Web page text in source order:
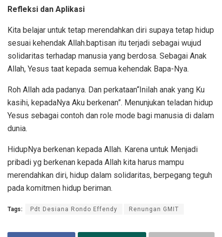
Refleksi dan Aplikasi
Kita belajar untuk tetap merendahkan diri supaya tetap hidup
sesuai kehendak Allah.baptisan itu terjadi sebagai wujud
solidaritas terhadap manusia yang berdosa. Sebagai Anak
Allah, Yesus taat kepada semua kehendak Bapa-Nya.
Roh Allah ada padanya. Dan perkataan“Inilah anak yang Ku
kasihi, kepadaNya Aku berkenan”. Menunjukan teladan hidup
Yesus sebagai contoh dan role mode bagi manusia di dalam
dunia.
HidupNya berkenan kepada Allah. Karena untuk Menjadi
pribadi yg berkenan kepada Allah kita harus mampu
merendahkan diri, hidup dalam solidaritas, berpegang teguh
pada komitmen hidup beriman.
Tags: Pdt Desiana Rondo Effendy Renungan GMIT